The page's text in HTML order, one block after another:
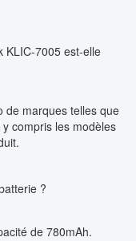
KLIC-7005 est-elle
de marques telles que
compris les modèles
?
de 780mAh.